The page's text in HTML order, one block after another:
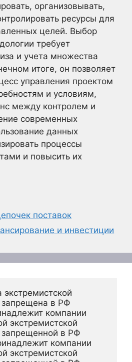
организовывать,
ресурсы для
целей. Выбор
требует
и учета множества
итоге, он позволяет
управления проектом
и условиям,
между контролем и
современных
данных
процессы
и повысить их
поставок
и инвестиции
запрещена в РФ
компании
экстремистской
запрещенной в РФ
компании
экстремистской